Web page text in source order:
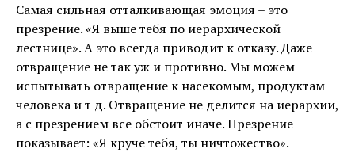
Самая сильная отталкивающая эмоция – это
презрение. «Я выше тебя по иерархической
лестнице». А это всегда приводит к отказу. Даже
отвращение не так уж и противно. Мы можем
испытывать отвращение к насекомым, продуктам
человека и т д. Отвращение не делится на иерархии,
а с презрением все обстоит иначе. Презрение
показывает: «Я круче тебя, ты ничтожество».